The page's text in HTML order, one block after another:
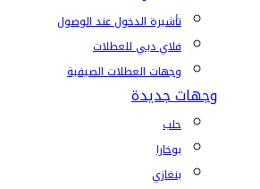
تأشيرة الدخول عند الوصول
فلاي دبي للعطلات
وجهات العطلات الصيفية
وجهات جديدة
حلب
بوخارا
بنغازي